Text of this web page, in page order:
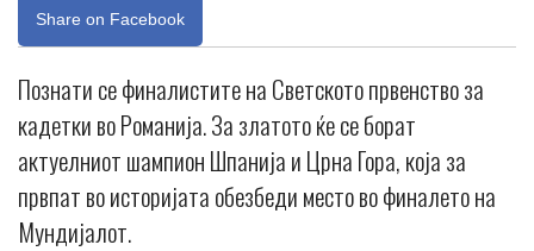
Share on Facebook
Познати се финалистите на Светското првенство за
кадетки во Романија. За златото ќе се борат
актуелниот шампион Шпанија и Црна Гора, која за
првпат во историјата обезбеди место во финалето на
Мундијалот.